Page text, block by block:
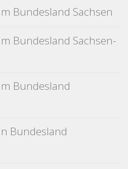
Bundesland Sachsen
Bundesland Sachsen-
Bundesland
Bundesland